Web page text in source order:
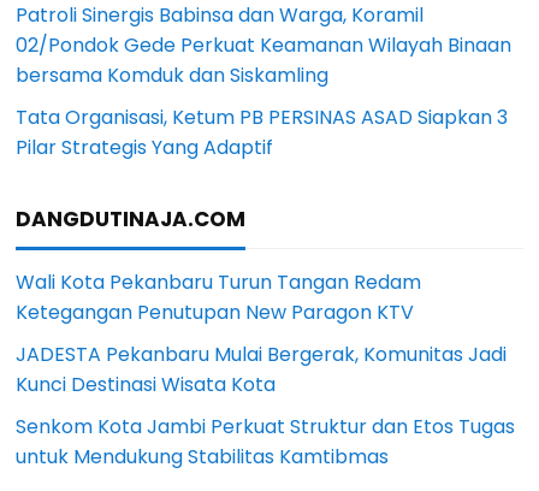
Patroli Sinergis Babinsa dan Warga, Koramil
02/Pondok Gede Perkuat Keamanan Wilayah Binaan
bersama Komduk dan Siskamling
Tata Organisasi, Ketum PB PERSINAS ASAD Siapkan 3
Pilar Strategis Yang Adaptif
DANGDUTINAJA.COM
Wali Kota Pekanbaru Turun Tangan Redam
Ketegangan Penutupan New Paragon KTV
JADESTA Pekanbaru Mulai Bergerak, Komunitas Jadi
Kunci Destinasi Wisata Kota
Senkom Kota Jambi Perkuat Struktur dan Etos Tugas
untuk Mendukung Stabilitas Kamtibmas